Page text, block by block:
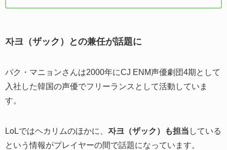
자크（ザック）との兼任が話題に
パク・マニョンさんは2000年にCJ ENM声優劇団4期として
入社した韓国の声優でフリーランスとして活動していま
す。
LoLではヘカリムのほかに、 자크（ザック）も担当 している
という情報がプレイヤーの間で話題になっています。